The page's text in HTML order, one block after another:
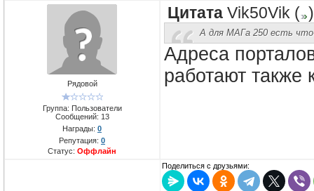
Рядовой
Группа: Пользователи
Сообщений: 13
Награды: 0
Репутация: 0
Статус: Оффлайн
Цитата Vik50Vik ( )
А для МАГа 250 есть
Адреса
работают также
Поделиться с друзьями: